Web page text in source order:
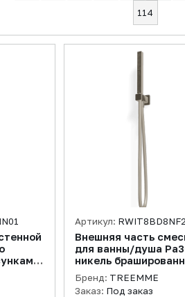
114
Артикул:
Внешняя часть
для ванны/душа
никель
Бренд: TREEMME
Заказ: Под заказ